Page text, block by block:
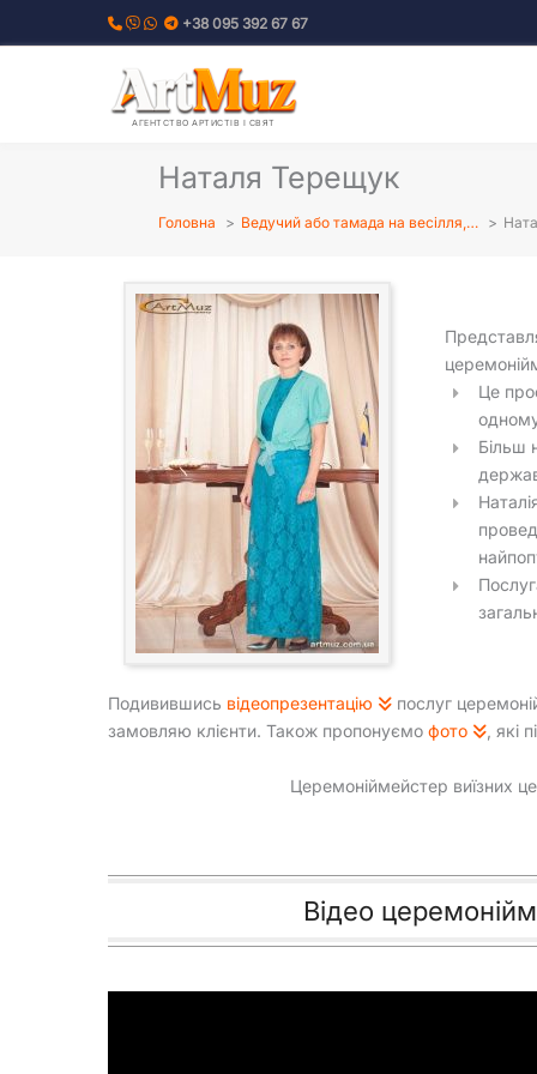
до
+38 095 392 67 67
АГЕНТСТВО АРТИСТІВ І СВЯТ
Наталя Терещук
Головна Ведучий або тамада на весілля,…
Це
Більш
Подивившись відеопрезентацію
послуг
замовляю клієнти. Також пропонуємо фото , які
Церемоніймейстер виїзних
Відео